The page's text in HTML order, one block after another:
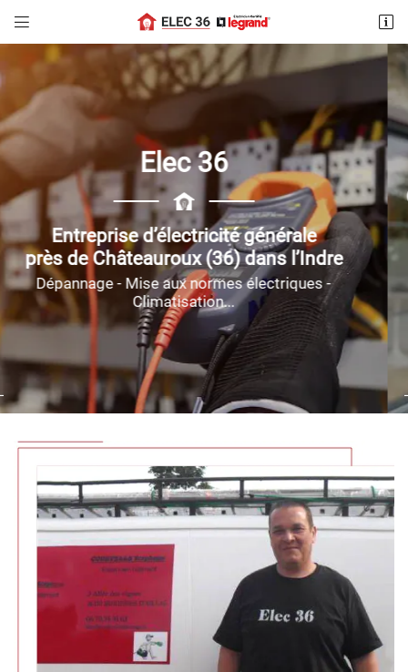
 
36230 Buxières d'aillac
 Adresse email de réception
 Recopier le code ci-contre
Rafraîchir le captcha
En cochant cette case, vous consentez à recevoir nos propositions commerciales à
l'adresse email indiqué ci-dessus. Vous pouvez vous désinscrire à tout moment en
utilisantle formulaire de désinscription.
Inscription
Assurez le contrôle et la
gestion
de vos installations électriques
Spécialiste en domotique
dans l’Indre (36), à Buxières d'aillac
Portails électriques - Vidéophones - Lumières
connectées...